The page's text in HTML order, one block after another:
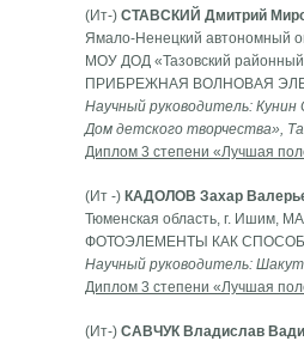
(Ит-) СТАВСКИЙ Дмитрий
Ямало-Ненецкий автономный
МОУ ДОД «Тазовский районный
ПРИБРЕЖНАЯ ВОЛНОВАЯ
Научный руководитель:
Дом детского творчества»,
Диплом 3 степени «Лучшая
(Ит -) КАДОЛОВ Захар
Тюменская область, г. Ишим,
ФОТОЭЛЕМЕНТЫ КАК
Научный руководитель:
Диплом 3 степени «Лучшая
(Ит-) САВЧУК Владислав